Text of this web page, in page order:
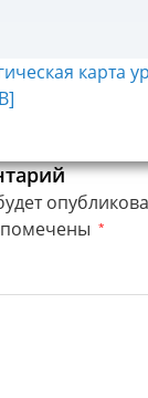
карта
*